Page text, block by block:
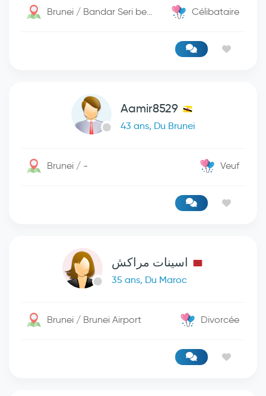
Brunei / Bandar Seri begwan Célibataire
Aamir8529
43 ans, Du Brunei
Brunei / - Veuf
اسينات مراكش
35 ans, Du Maroc
Brunei / Brunei Airport Divorcée